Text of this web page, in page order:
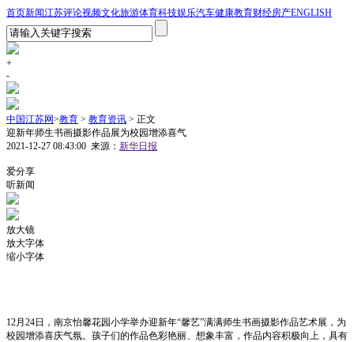
首页新闻江苏评论视频文化旅游体育科技娱乐汽车健康教育财经房产ENGLISH
+
-
中国江苏网>教育 > 教育资讯 > 正文
迎新年师生书画摄影作品展为校园增添喜气
2021-12-27 08:43:00 来源： 新华日报
爱分享
听新闻
放大镜
放大字体
缩小字体
12月24日，南京怡馨花园小学举办迎新年“馨艺”满满师生书画摄影作品艺术展，为
校园增添喜庆气氛。孩子们的作品色彩艳丽、想象丰富，作品内容积极向上，具有